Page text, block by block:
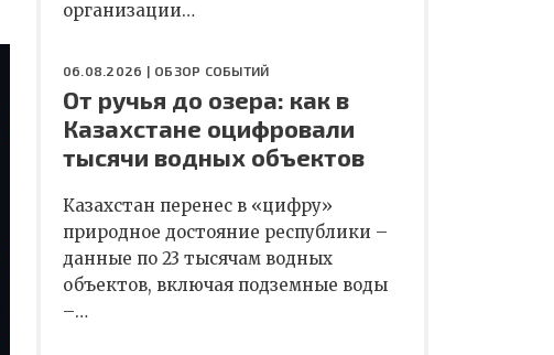
организации…
06.08.2026 | ОБЗОР СОБЫТИЙ
От ручья до озера: как в
Казахстане оцифровали
тысячи водных объектов
Казахстан перенес в «цифру»
природное достояние республики –
данные по 23 тысячам водных
объектов, включая подземные воды
–…